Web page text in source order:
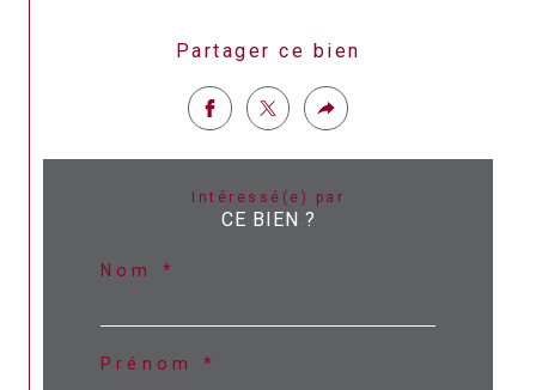
Partager ce bien
Intéressé(e) par
CE BIEN ?
Nom *
Prénom *